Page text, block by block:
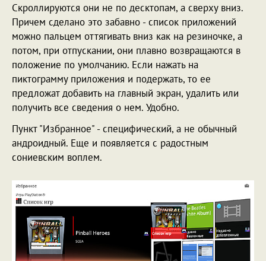
Скроллируются они не по десктопам, а сверху вниз.
Причем сделано это забавно - список приложений
можно пальцем оттягивать вниз как на резиночке, а
потом, при отпускании, они плавно возвращаются в
положение по умолчанию. Если нажать на
пиктограмму приложения и подержать, то ее
предложат добавить на главный экран, удалить или
получить все сведения о нем. Удобно.
Пункт "Избранное" - специфический, а не обычный
андроидный. Еще и появляется с радостным
сониевским воплем.